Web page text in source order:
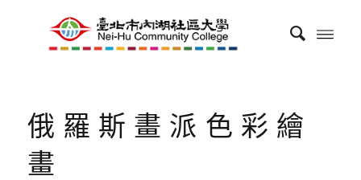
俄羅斯畫派色彩繪
畫